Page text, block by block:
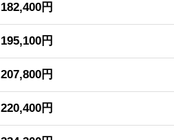
182,400円
195,100円
207,800円
220,400円